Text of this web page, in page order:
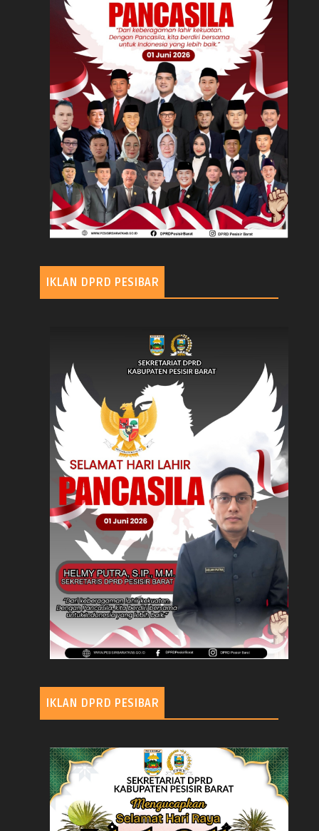
IKLAN DPRD PESIBAR
IKLAN DPRD PESIBAR